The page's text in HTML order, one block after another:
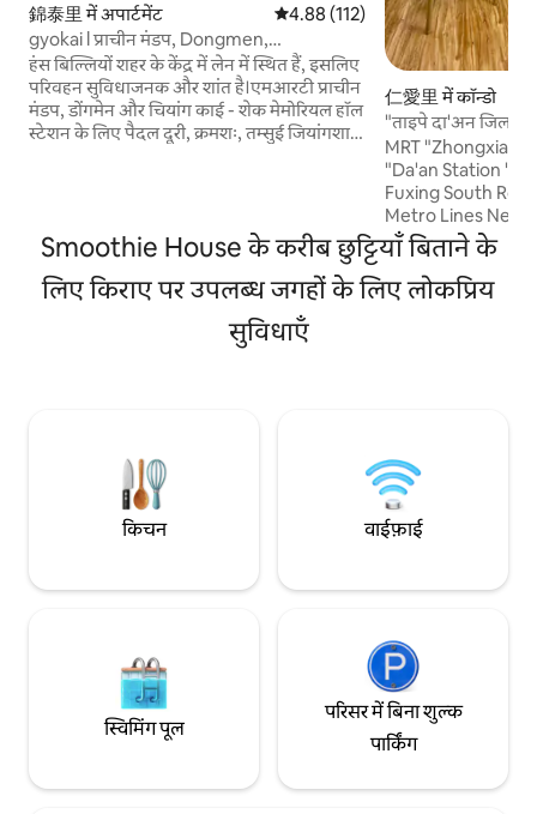
錦泰里 में अपार्टमेंट औसत रेटिंग 5 में से 4.88, 112 समीक्षाएँ
4.88 (112)
gyokai l प्राचीन मंडप, Dongmen,
Zhongzheng MRT स्टेशन, Da 'a District में
दिन के दौरान पुराने आवासीय क्षेत्र के शांत लेन में, दा'
एक जिले में दिन के दौरान पुराने आवासीय क्षेत्र के
शांत लेन में, यह गर्म और आरामदायक है।
हंस बिल्लियों शहर के केंद्र में लेन में स्थित हैं, इसलिए
परिवहन सुविधाजनक और शांत है।एमआरटी प्राचीन
मंडप, डोंगमेन और चियांग काई - शेक मेमोरियल हॉल
स्टेशन के लिए पैदल दूरी, क्रमशः, तम्सुई जियांगशान
कमरे में किताब की दीवार पर पर्यटक जानकारी पाई
तरह से सुसज्जित है, फिर भी आप कॉफ़ी पी सकते हैं,
धूप के बिना लालची धूप, होम थिएटर प्रोजेक्टर,
तकियों की अलग - अलग ऊँचाइयाँ, अलग - अलग
फ़व्वारा, वॉशिंग मशीन और स्टोरेज रूम है और सामान
रखने की जगह मुफ़्त दी जा सकती है। [जगह की
केवल एक जगह है, कोई डिब्बा नहीं है, दो लोगों के
है, चार वयस्कों में भीड़ होगी मुख्य जगह: डबल सोफ़ा
गीला/सूखा अलगाव नहीं (शॉवर एक अलग डिब्बा
नहीं है), शुद्ध सूती नहाने का तौलिया, तौलिया, हाथ
धोने का साबुन, शॉवर जेल, शैम्पू, हेयर ड्रायर खुली
रसोई: डबल डोर रेफ़्रिजरेटर, माइक्रोवेव, छोटे ओवन,
चार के लिए कप डिश, बुनियादी टेबलवेयर, क्विक
फ़्रेंच प्रेस, कॉफ़ी पॉड, टी बैग, नूडल्स
仁愛里 में कॉन्डो
"ताइपे दा'अन जिला।"
MRT "Zhongxiao
"Da'an Station ",
Fuxing South
Metro Lines
Business District,
District, Taipei
Huashan Wenchu
Dongmen
दस मिनट की▣ पैदल
ताइपे चांगेंग ▣
स्टोर हैं, ऑल यूनियन,
के भीतर ताओयुआन
दूरी पर, टैक्सी से
दा'एन डिस्ट्रिक्ट के
MRT कार से लगभग
शॉपिंग डिस्ट्रिक्ट से,
की दूरी पर है योंगकांग
ताई फ़ंग फाउंडिंग
लगभग 5 मिनट की दूरी
Smoothie House के करीब छुट्टियाँ बिताने के
लिए किराए पर उपलब्ध जगहों के लिए लोकप्रिय
सुविधाएँ
किचन वाईफ़ाई
स्विमिंग पूल
परिसर में बिना शुल्क
पार्किंग